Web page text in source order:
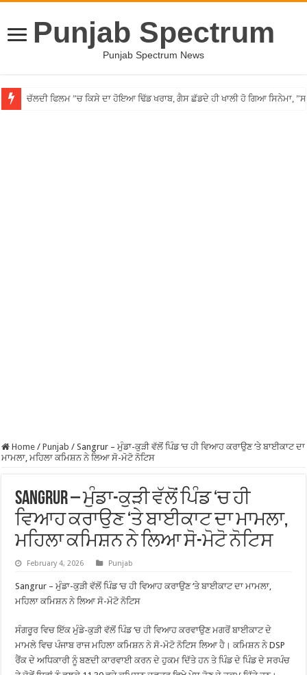
Punjab Spectrum
Punjab Spectrum News
ਚੱਲਦੀ ਫਿਲਮ ”ਚ ਕਿਸੇ ਦਾ ਹੋਇਆ ਢਿੱਡ ਖਰਾਬ, ਗੈਸ ਛੱਡਦੇ ਹੀ ਖਾਲੀ ਹੋ ਗਿਆ ਸਿਨੇਮਾ,
Home / Punjab / Sangrur – ਮੁੰਡਾ-ਕੁੜੀ ਵੱਲੋਂ ਪਿੰਡ ‘ਚ ਹੀ ਵਿਆਹ ਕਰਾਉਣ ‘ਤੇ ਬਾਈਕਾਟ ਦਾ
ਮਾਮਲਾ, ਮਹਿਲਾ ਕਮਿਸ਼ਨ ਨੇ ਲਿਆ ਸੋ-ਮੋਟੋ ਨੋਟਿਸ
Sangrur – ਮੁੰਡਾ-ਕੁੜੀ ਵੱਲੋਂ ਪਿੰਡ ‘ਚ ਹੀ
ਵਿਆਹ ਕਰਾਉਣ ‘ਤੇ ਬਾਈਕਾਟ ਦਾ ਮਾਮਲਾ,
ਮਹਿਲਾ ਕਮਿਸ਼ਨ ਨੇ ਲਿਆ ਸੋ-ਮੋਟੋ ਨੋਟਿਸ
February 4, 2026 Punjab
Sangrur – ਮੁੰਡਾ-ਕੁੜੀ ਵੱਲੋਂ ਪਿੰਡ ‘ਚ ਹੀ ਵਿਆਹ ਕਰਾਉਣ ‘ਤੇ ਬਾਈਕਾਟ ਦਾ ਮਾਮਲਾ,
ਮਹਿਲਾ ਕਮਿਸ਼ਨ ਨੇ ਲਿਆ ਸੋ-ਮੋਟੋ ਨੋਟਿਸ
ਸੰਗਰੂਰ ਵਿਚ ਇੱਕ ਮੁੰਡੇ-ਕੁੜੀ ਵੱਲੋਂ ਪਿੰਡ ‘ਚ ਹੀ ਵਿਆਹ ਕਰਵਾਉਣ ਮਗਰੋਂ ਬਾਈਕਾਟ ਦੇ
ਮਾਮਲੇ ਵਿਚ ਪੰਜਾਬ ਰਾਜ ਮਹਿਲਾ ਕਮਿਸ਼ਨ ਨੇ ਸੋ-ਮੋਟੋ ਨੋਟਿਸ ਲਿਆ ਹੈ। ਕਮਿਸ਼ਨ ਨੇ DSP
ਰੈਂਕ ਦੇ ਅਧਿਕਾਰੀ ਨੂੰ ਬਣਦੀ ਕਾਰਵਾਈ ਕਰਨ ਦੇ ਹੁਕਮ ਦਿੱਤੇ ਹਨ ਤੇ ਪਿੰਡ ਦੇ ਪਿੰਡ ਦੇ ਸਰਪੰਚ